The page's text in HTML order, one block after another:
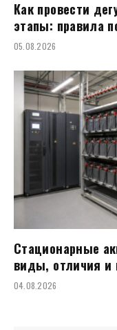
Как провести
этапы: правила
05.08.2026
Стационарные
виды, отличия и
04.08.2026